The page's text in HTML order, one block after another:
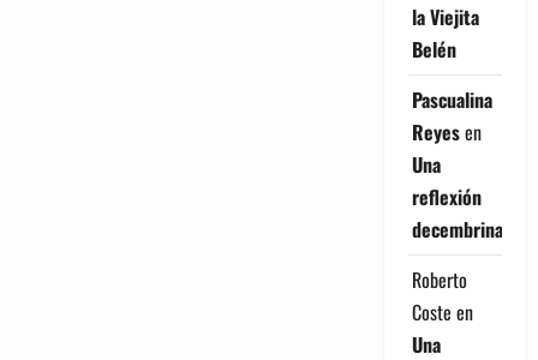
la Viejita
Belén
Pascualina
Reyesen
Una
reflexión
decembrina
Roberto
Coste en
Una